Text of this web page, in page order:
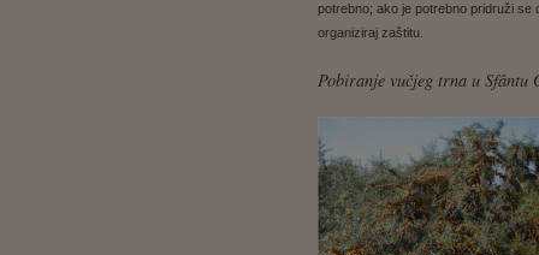
potrebno; ako je potrebno pridruži se
organiziraj zaštitu.
Pobiranje vučjeg trna u Sfântu